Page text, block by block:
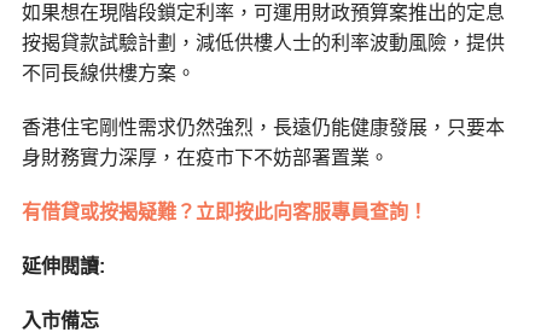
如果想在現階段鎖定利率，可運用財政預算案推出的定息
按揭貸款試驗計劃，減低供樓人士的利率波動風險，提供
不同長線供樓方案。
香港住宅剛性需求仍然強烈，長遠仍能健康發展，只要本
身財務實力深厚，在疫市下不妨部署置業。
有借貸或按揭疑難？立即按此向客服專員查詢！
延伸閱讀:
入市備忘